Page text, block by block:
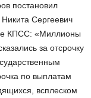
постановил
Сергеевич
КПСС: «Миллионы
за отсрочку
по выплатам
всплеском